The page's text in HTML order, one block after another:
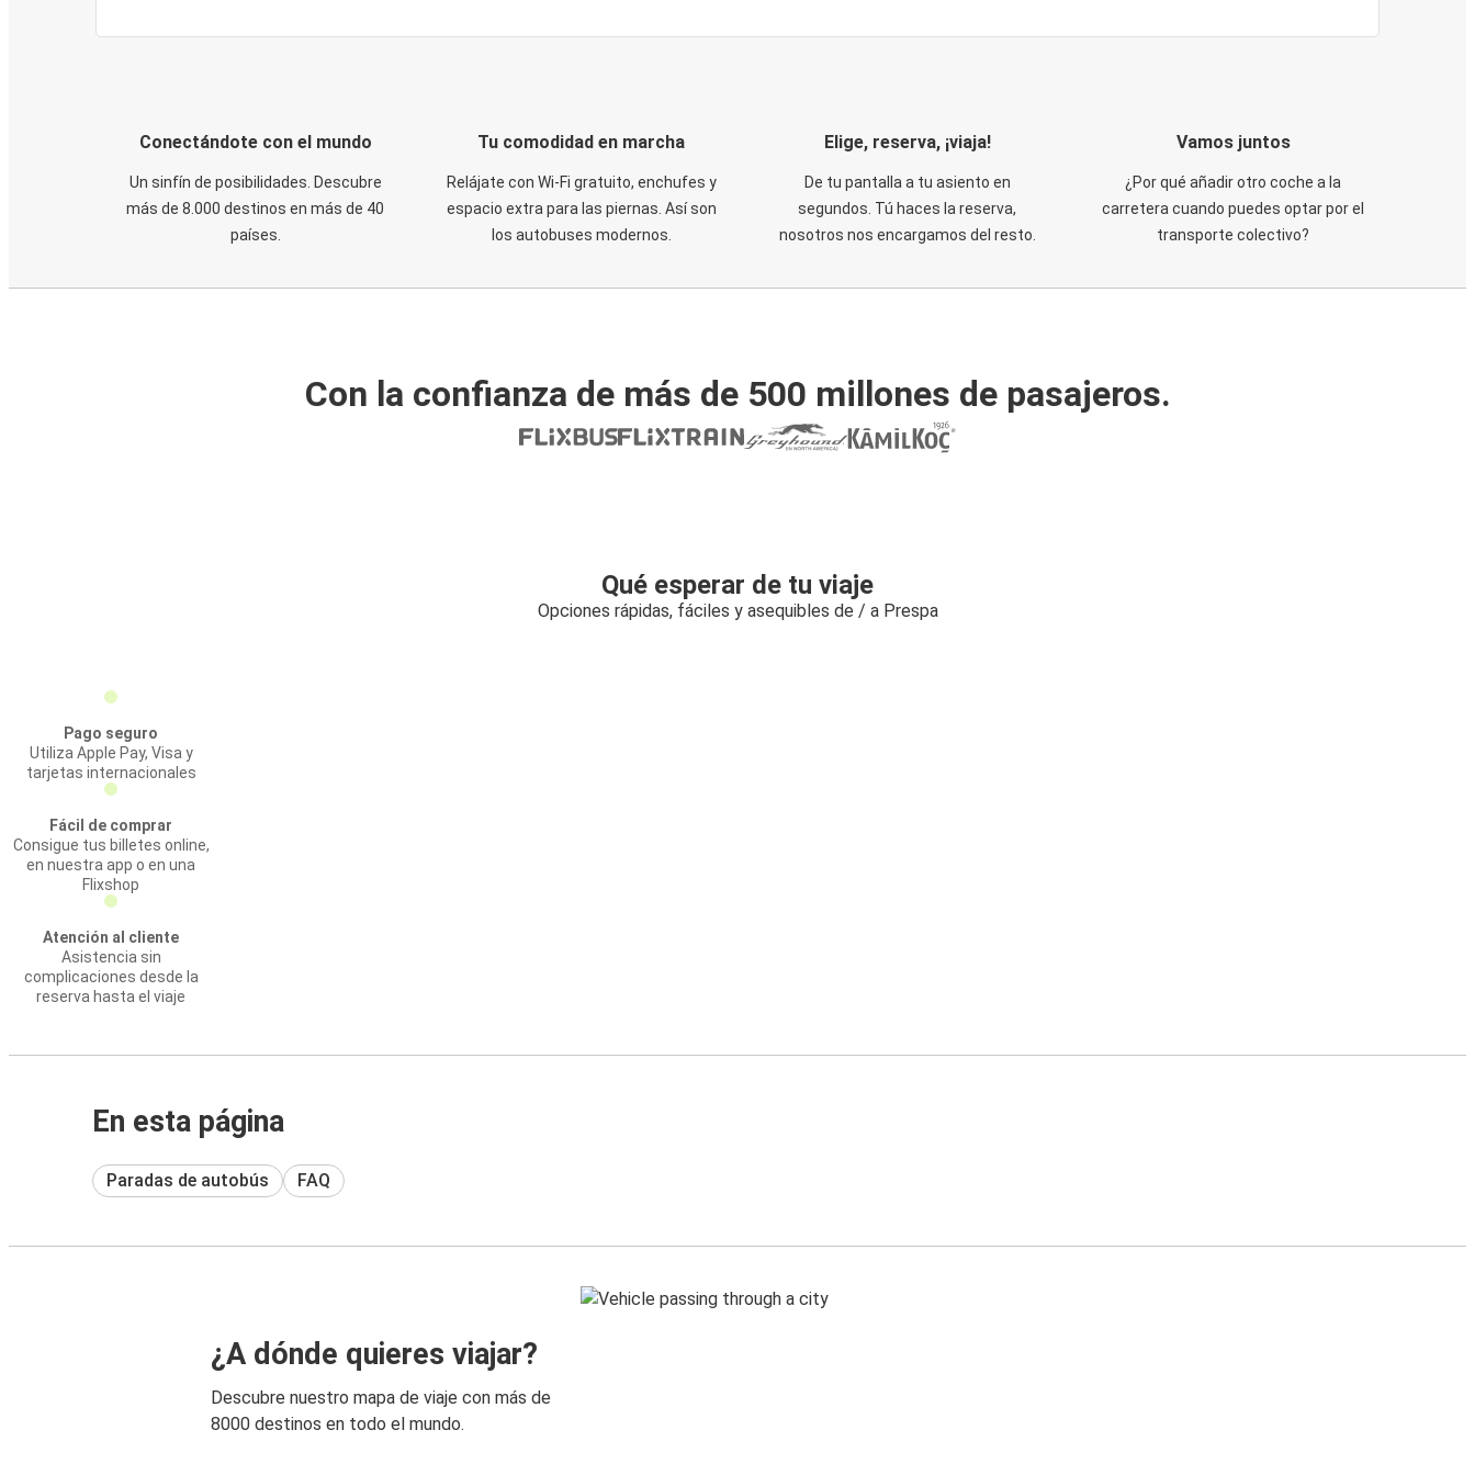
Conectándote con el mundo
Un sinfín de posibilidades. Descubre
más de 8.000 destinos en más de 40
países.
Tu comodidad en marcha
Relájate con Wi-Fi gratuito, enchufes y
espacio extra para las piernas. Así son
los autobuses modernos.
Elige, reserva, ¡viaja!
De tu pantalla a tu asiento en
segundos. Tú haces la reserva,
nosotros nos encargamos del resto.
Vamos juntos
¿Por qué añadir otro coche a la
carretera cuando puedes optar por el
transporte colectivo?
Con la confianza de más de 500 millones de pasajeros.
Qué esperar de tu viaje
Opciones rápidas, fáciles y asequibles de / a Prespa
Pago seguro
Utiliza Apple Pay, Visa y
tarjetas internacionales
Fácil de comprar
Consigue tus billetes online,
en nuestra app o en una
Flixshop
Atención al cliente
Asistencia sin
complicaciones desde la
reserva hasta el viaje
En esta página
Paradas de autobús FAQ
¿A dónde quieres viajar?
Descubre nuestro mapa de viaje con más de
8000 destinos en todo el mundo.